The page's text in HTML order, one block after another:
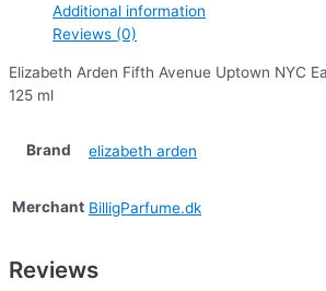
Additional information
Reviews (0)
Elizabeth Arden Fifth Avenue Uptown NYC
125 ml
Brand elizabeth arden
Merchant BilligParfume.dk
Reviews